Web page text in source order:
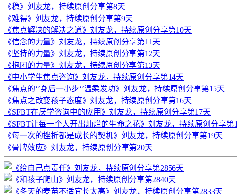
《稳》刘友龙，持续原创分享第8天
《难得》刘友龙，持续原创分享第9天
《焦点解决的解决之道》刘友龙，持续原创分享第10天
《信念的力量》刘友龙，持续原创分享第11天
《坚持的力量》刘友龙，持续原创分享第12天
《抱团的力量》刘友龙，持续原创分享第13天
《中小学生焦点咨询》刘友龙，持续原创分享第14天
《焦点的‘’身后一小步‘’温柔发功》刘友龙，持续原创分享第15天
《焦点之改变孩子态度》刘友龙，持续原创分享第16天
《SFBT在厌学咨询中的应用》刘友龙，持续原创分享第17天
《SFBT让每一个人开出灿烂的生命之花》刘友龙，持续原创分享第
《每一次的挫折都是成长的契机》刘友龙，持续原创分享第19天
《骨牌效应》刘友龙，持续原创分享第20天